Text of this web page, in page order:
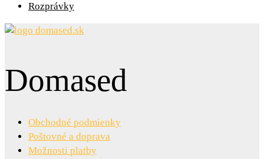
Rozprávky
Domased
Obchodné podmienky
Poštovné a doprava
Možnosti platby